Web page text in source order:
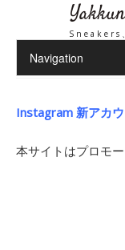
Instagram 新アカ
本サイトはプロモ